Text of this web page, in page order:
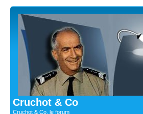
Cruchot & Co
Cruchot & Co, le forum